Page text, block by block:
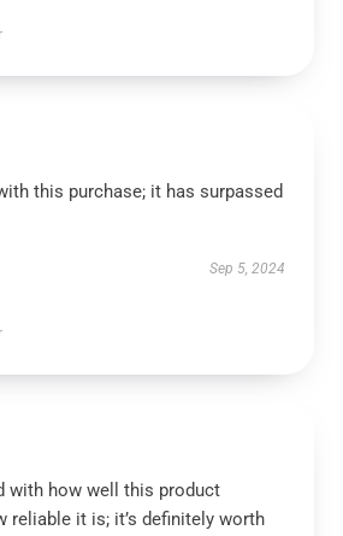
this purchase; it has surpassed
Sep 5, 2024
with how well this product
reliable it is; it’s definitely worth